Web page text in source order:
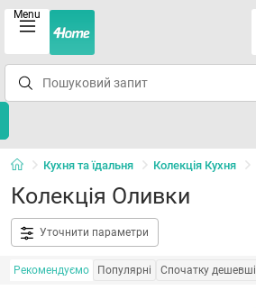
Menu
Кухня та їдальня Колекція Кухня
Колекція Оливки
Уточнити параметри
Рекомендуємо Популярні Спочатку дешевші